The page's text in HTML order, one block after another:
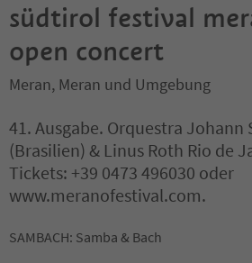
südtirol festival
open concert
Meran, Meran und Umgebung
41. Ausgabe. Orquestra Johann
(Brasilien) & Linus Roth Rio de
Tickets: +39 0473 496030 oder
www.meranofestival.com.
SAMBACH: Samba & Bach